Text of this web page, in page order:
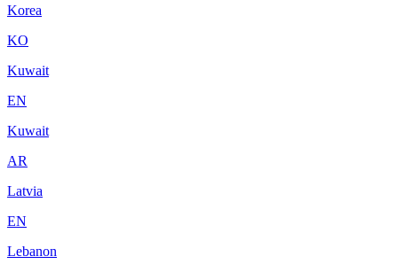
Korea
KO
Kuwait
EN
Kuwait
AR
Latvia
EN
Lebanon